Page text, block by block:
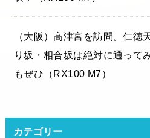
（大阪）高津宮を訪問。仁徳
り坂・相合坂は絶対に通って
もぜひ（RX100 M7）
カテゴリー